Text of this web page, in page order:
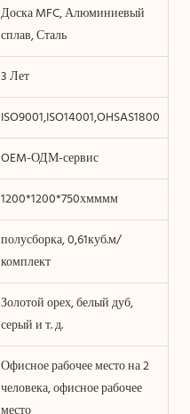
Доска MFC, Алюминиевый
сплав, Сталь
3 Лет
ISO9001,ISO14001,OHSAS18001
OEM-ОДМ-сервис
1200*1200*750хмммм
полусборка, 0,61куб.м/
комплект
Золотой орех, белый дуб,
серый и т. д.
Офисное рабочее место на 2
человека, офисное рабочее